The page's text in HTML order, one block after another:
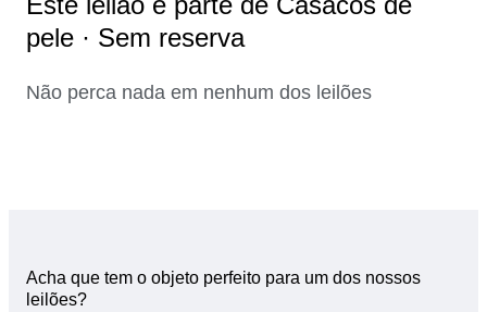
pele · Sem reserva
Não perca nada em nenhum dos leilões
Acha que tem o objeto perfeito para um dos nossos
leilões?